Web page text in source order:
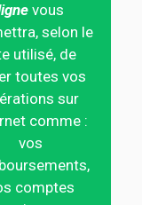
vous
selon le
utilisé, de
toutes vos
sur
comme :
vos
comptes